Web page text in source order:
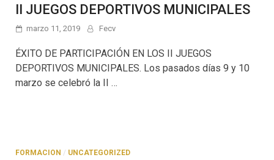
II JUEGOS DEPORTIVOS MUNICIPALES
marzo 11, 2019 Fecv
ÉXITO DE PARTICIPACIÓN EN LOS II JUEGOS
DEPORTIVOS MUNICIPALES. Los pasados días 9 y 10
marzo se celebró la II …
FORMACION / UNCATEGORIZED